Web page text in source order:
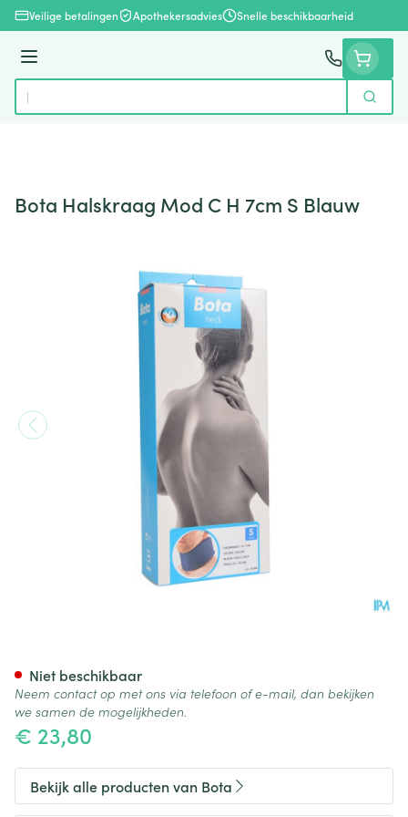
Ga naar de inhoud
Veilige betalingen Apothekersadvies Snelle beschikbaarheid
Menu
Product, merk, categorie...
Zoek
Bota Halskraag Mod C H 7cm S Blauw
€ 23,80
Niet beschikbaar
Neem contact op met ons via telefoon of e-mail, dan bekijken
we samen de mogelijkheden.
Bekijk alle producten van Bota